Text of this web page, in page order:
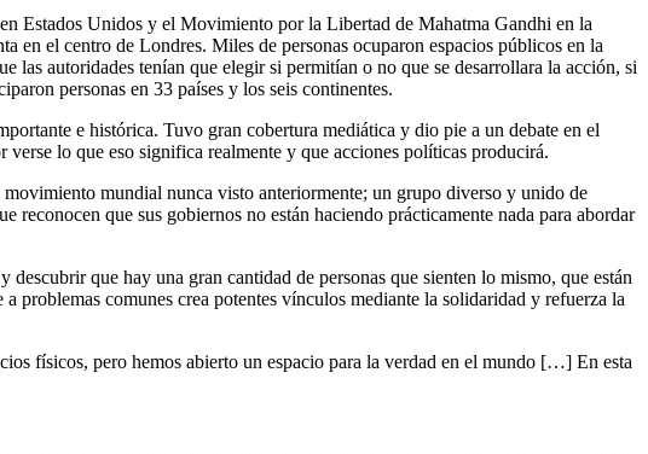
Estados Unidos y el Movimiento por la Libertad de Mahatma Gandhi en la
en el centro de Londres. Miles de personas ocuparon espacios públicos en la
las autoridades tenían que elegir si permitían o no que se desarrollara la acción, si
personas en 33 países y los seis continentes.
e histórica. Tuvo gran cobertura mediática y dio pie a un debate en el
lo que eso significa realmente y que acciones políticas producirá.
mundial nunca visto anteriormente; un grupo diverso y unido de
que sus gobiernos no están haciendo prácticamente nada para abordar
que hay una gran cantidad de personas que sienten lo mismo, que están
problemas comunes crea potentes vínculos mediante la solidaridad y refuerza la
físicos, pero hemos abierto un espacio para la verdad en el mundo […] En esta